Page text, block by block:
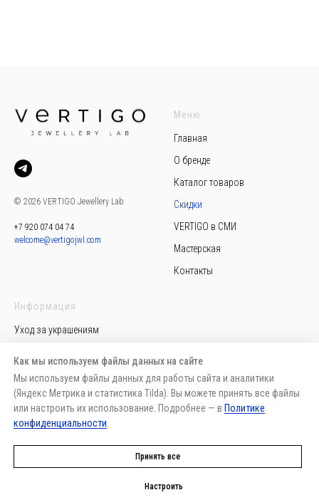
Как мы используем файлы данных на сайте
Мы используем файлы данных для работы сайта и аналитики
(Яндекс Метрика и статистика Tilda). Вы можете принять все файлы
или настроить их использование. Подробнее — в Политике
конфиденциальности
Принять все
Настроить
© 2026 VERTIGO Jewellery Lab
+7 920 074 04 74
welcome@vertigojwl.com
Меню
Главная
О бренде
Каталог товаров
Скидки
VERTIGO в СМИ
Мастерская
Контакты
Информация
Уход за украшениям
Пользовательское соглашение
Публичная оферта
Доставка, возврат, обмен